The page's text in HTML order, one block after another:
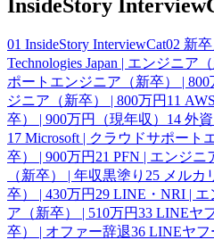
InsideStory
01 InsideStory InterviewCat02 新
Technologies Japan | エンジニア
ポートエンジニア（新卒） | 800
ジニア（新卒） | 800万円 11
卒） | 900万円（現年収） 14 外
17 Microsoft | クラウドサポート
卒） | 900万円 21 PFN | エンジニ
（新卒） | 年収黒塗り 25 メルカ
卒） | 430万円 29 LINE・NRI | エ
ア（新卒） | 510万円33 LINEヤ
卒） | オファー辞退36 LINEヤフ